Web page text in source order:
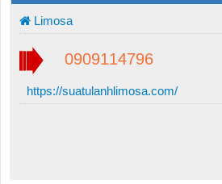
Limosa
0909114796
https://suatulanhlimosa.com/